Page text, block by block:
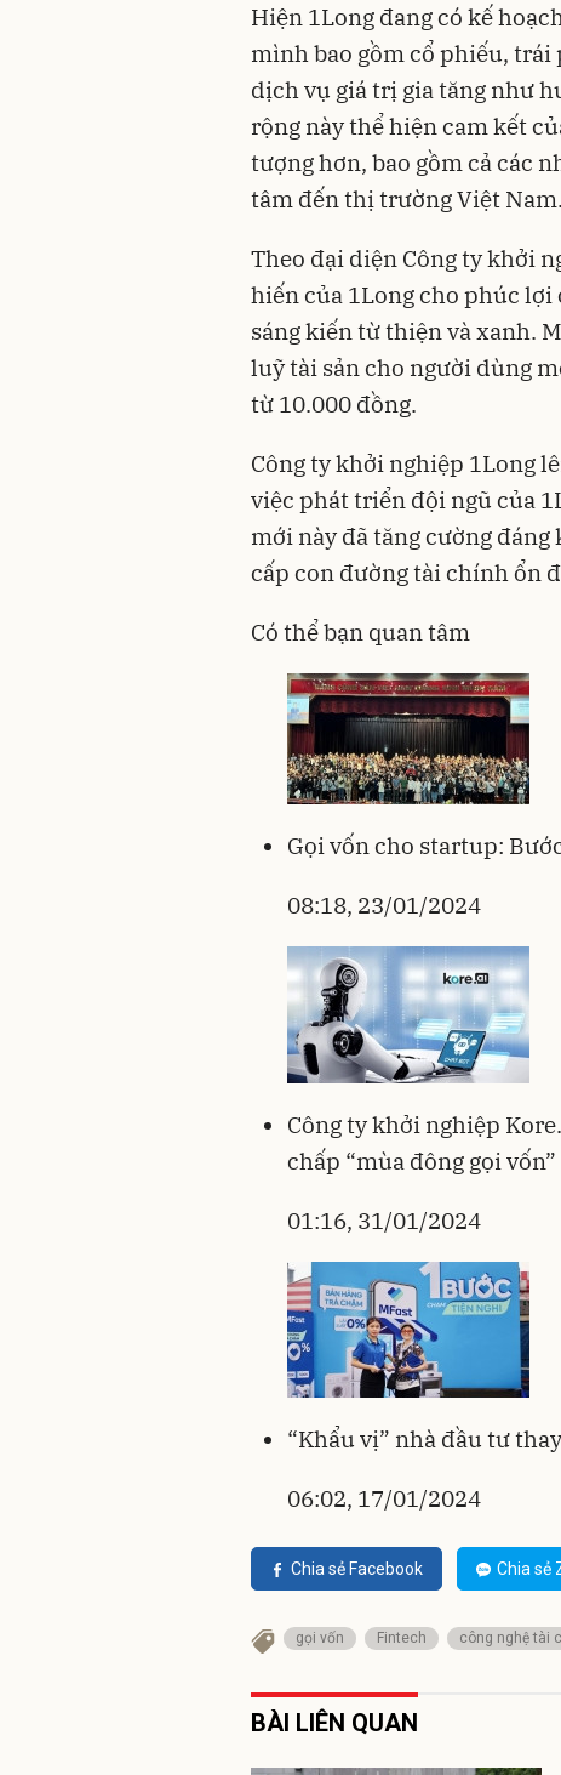
Hiện 1Long đang có kế
mình bao gồm cổ phiếu, trái
dịch vụ giá trị gia tăng như
rộng này thể hiện cam kết
tượng hơn, bao gồm cả các
tâm đến thị trường Việt Nam.
Theo đại diện Công ty khởi
hiến của 1Long cho phúc lợi
sáng kiến từ thiện và xanh.
luỹ tài sản cho người dùng
từ 10.000 đồng.
Công ty khởi nghiệp 1Long
việc phát triển đội ngũ của
mới này đã tăng cường
cấp con đường tài chính ổn
Có thể bạn quan tâm
Gọi vốn cho startup:
08:18, 23/01/2024
Công ty khởi nghiệp
chấp “mùa đông gọi vốn”
01:16, 31/01/2024
“Khẩu vị” nhà đầu tư
06:02, 17/01/2024
Chia sẻ Facebook Chia sẻ
gọi vốn Fintech công nghệ tài
BÀI LIÊN QUAN